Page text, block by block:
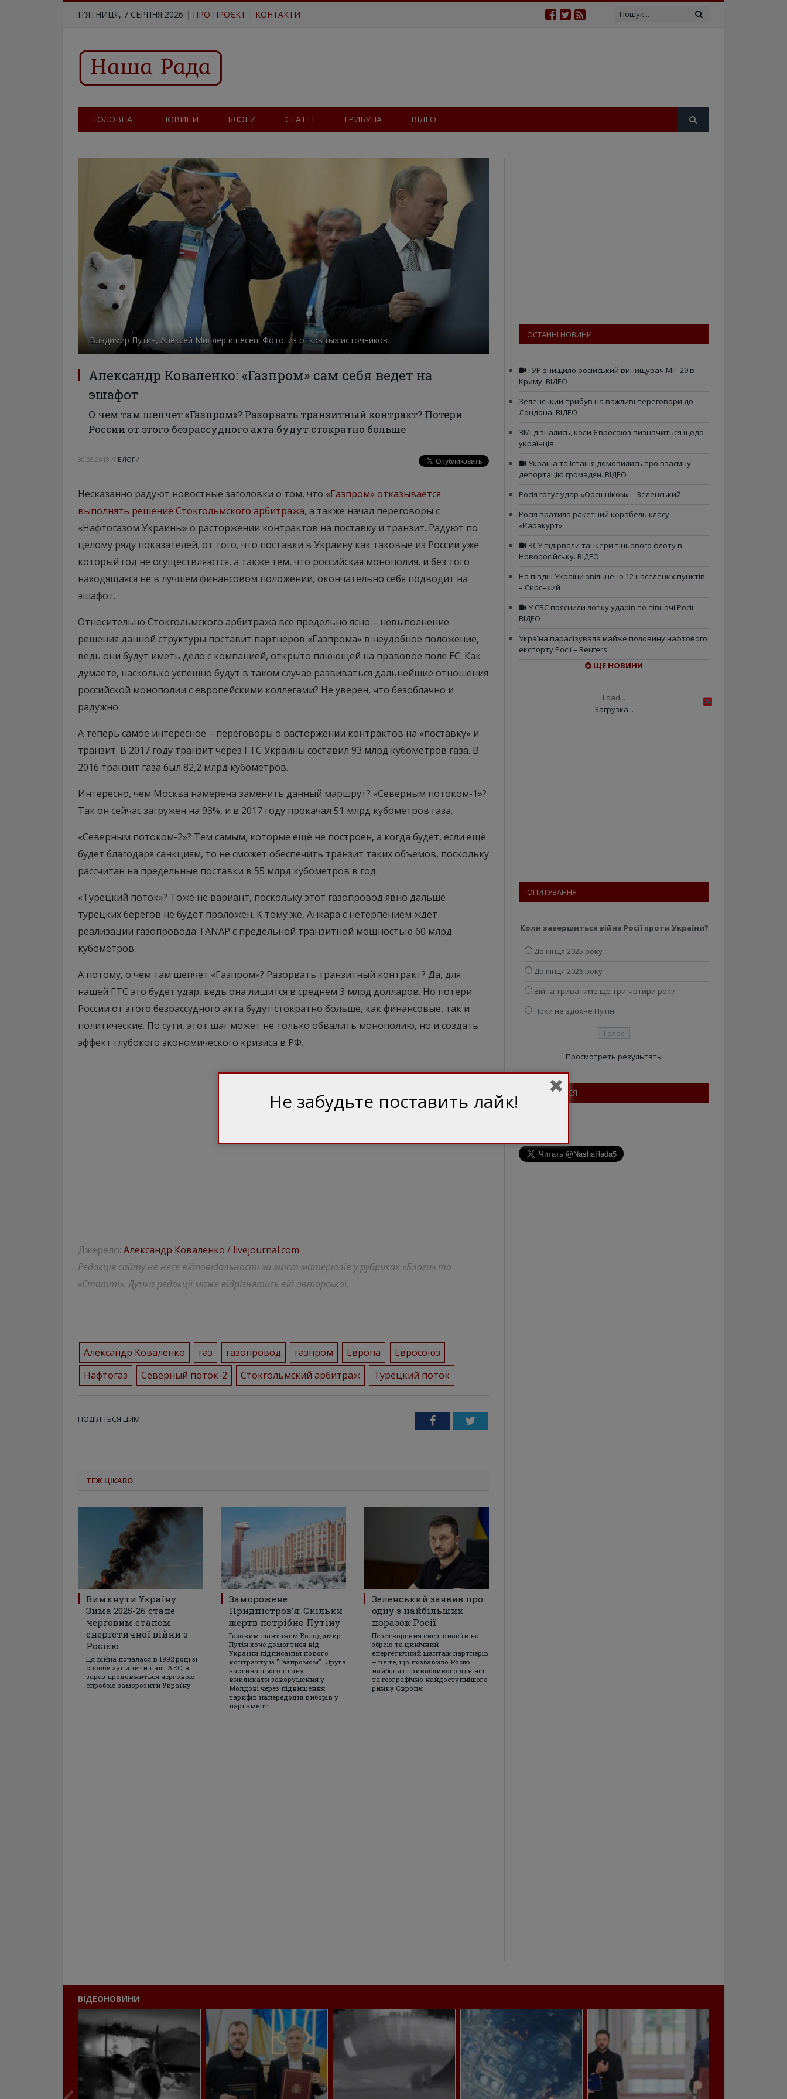
П'ЯТНИЦЯ, 7 СЕРПНЯ 2026 | ПРО ПРОЄКТ | КОНТАКТИ
ГОЛОВНА НОВИНИ БЛОГИ СТАТТІ ТРИБУНА ВІДЕО
Владимир Путин, Алексей Миллер и песец. Фото: из открытых источников
Александр Коваленко: «Газпром» сам себя ведет на
эшафот
О чем там шепчет «Газпром»? Разорвать транзитный контракт? Потери
России от этого безрассудного акта будут стократно больше
30.03.2018 // БЛОГИ
Несказанно радуют новостные заголовки о том, что «Газпром» отказывается
выполнять решение Стокгольмского арбитража, а также начал переговоры с
«Нафтогазом Украины» о расторжении контрактов на поставку и транзит. Радуют по
целому ряду показателей, от того, что поставки в Украину как таковые из России уже
который год не осуществляются, а также тем, что российская монополия, и без того
находящаяся не в лучшем финансовом положении, окончательно себя подводит на
эшафот.
Относительно Стокгольмского арбитража все предельно ясно – невыполнение
решения данной структуры поставит партнеров «Газпрома» в неудобное положение,
ведь они будут иметь дело с компанией, открыто плюющей на правовое поле ЕС. Как
думаете, насколько успешно будут в таком случае развиваться дальнейшие отношения
российской монополии с европейскими коллегами? Не уверен, что безоблачно и
радужно.
А теперь самое интересное – переговоры о расторжении контрактов на «поставку» и
транзит. В 2017 году транзит через ГТС Украины составил 93 млрд кубометров газа. В
2016 транзит газа был 82,2 млрд кубометров.
Интересно, чем Москва намерена заменить данный маршрут? «Северным потоком-1»?
Так он сейчас загружен на 93%, и в 2017 году прокачал 51 млрд кубометров газа.
«Северным потоком-2»? Тем самым, которые ещё не построен, а когда будет, если ещё
будет благодаря санкциям, то не сможет обеспечить транзит таких объемов, поскольку
рассчитан на предельные поставки в 55 млрд кубометров в год.
«Турецкий поток»? Тоже не вариант, поскольку этот газопровод явно дальше
турецких берегов не будет проложен. К тому же, Анкара с нетерпением ждет
реализации газопровода TANAP с предельной транзитной мощностью 60 млрд
кубометров.
А потому, о чем там шепчет «Газпром»? Разорвать транзитный контракт? Да, для
нашей ГТС это будет удар, ведь она лишится в среднем 3 млрд долларов. Но потери
России от этого безрассудного акта будут стократно больше, как финансовые, так и
политические. По сути, этот шаг может не только обвалить монополию, но и создать
эффект глубокого экономического кризиса в РФ.
Джерело: Александр Коваленко / livejournal.com
Редакція сайту не несе відповідальності за зміст матеріалів у рубриках «Блоги» та
«Статті». Думка редакції може відрізнятись від авторської.
Александр Коваленко газ газопровод газпром Европа
Евросоюз
Нафтогаз
Северный поток-2 Стокгольмский арбитраж Турецкий поток
ПОДІЛІТЬСЯ ЦИМ FacebookTwitter
ТЕЖ ЦІКАВО
Вимкнути Україну:
Зима 2025-26 стане
черговим етапом
енергетичної війни з
Росією
Ця війна почалася в 1992 році зі
спроби зупинити наші АЕС, а
зараз продовжиться черговою
спробою заморозити Україну
Заморожене
Придністров’я: Скільки
жертв потрібно Путіну
Газовим шантажем Володимир
Путін хоче домогтися від
України підписання нового
контракту із "Газпромом". Друга
частина цього плану —
викликати заворушення у
Молдові через підвищення
тарифів напередодні виборів у
парламент
Зеленський заявив про
одну з найбільших
поразок Росії
Перетворення енергоносіїв на
зброю та цинічний
енергетичний шантаж партнерів
– це те, що позбавило Росію
найбільш привабливого для неї
та географічно найдоступнішого
ринку Європи
ОСТАННІ НОВИНИ
ГУР знищило російський винищувач МіГ-29 в
Криму. ВІДЕО
Зеленський прибув на важливі переговори до
Лондона. ВІДЕО
ЗМІ дізнались, коли Євросоюз визначиться щодо
українців
Україна та Іспанія домовились про взаємну
депортацію громадян. ВІДЕО
Росія готує удар «Орєшніком» – Зеленський
Росія вратила ракетний корабель класу
«Каракурт»
ЗСУ підірвали танкери тіньового флоту в
Новоросійську. ВІДЕО
На півдні України звільнено 12 населених пунктів
– Сирський
У СБС пояснили логіку ударів по півночі Росії.
ВІДЕО
Україна паралізувала майже половину нафтового
експорту Росії – Reuters
ЩЕ НОВИНИ
Load...
Загрузка...
ОПИТУВАННЯ
Коли завершиться війна Росії проти України?
До кінця 2025 року
До кінця 2026 року
Війна триватиме ще три-чотири роки
Поки не здохне Путін
Просмотреть результаты
ПІДПИШІТЬСЯ
ВІДЕОНОВИНИ
Не забудьте поставить лайк!